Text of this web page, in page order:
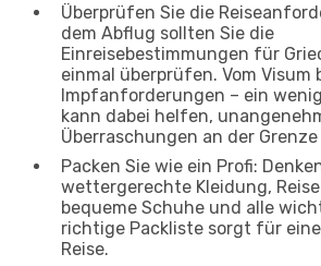
Überprüfen Sie die
dem Abflug sollten Sie die
Einreisebestimmungen für
einmal überprüfen. Vom Visum
Impfanforderungen – ein
kann dabei helfen,
Überraschungen an der
Packen Sie wie ein Profi:
wettergerechte Kleidung,
bequeme Schuhe und alle
richtige Packliste sorgt für
Reise.